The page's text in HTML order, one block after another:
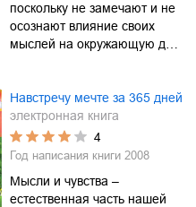
поскольку не замечают и не
осознают влияние своих
мыслей на окружающую д…
Навстречу мечте за 365 дней
электронная книга
4
Год написания книги 2008
Мысли и чувства –
естественная часть нашей